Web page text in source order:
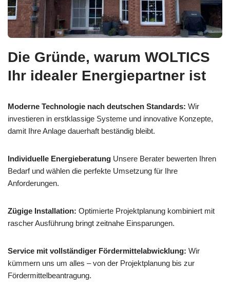
Die Gründe, warum WOLTICS
Ihr idealer Energiepartner ist
Moderne Technologie nach deutschen Standards: Wir
investieren in erstklassige Systeme und innovative Konzepte,
damit Ihre Anlage dauerhaft beständig bleibt.
Individuelle Energieberatung Unsere Berater bewerten Ihren
Bedarf und wählen die perfekte Umsetzung für Ihre
Anforderungen.
Zügige Installation: Optimierte Projektplanung kombiniert mit
rascher Ausführung bringt zeitnahe Einsparungen.
Service mit vollständiger Fördermittelabwicklung: Wir
kümmern uns um alles – von der Projektplanung bis zur
Fördermittelbeantragung.